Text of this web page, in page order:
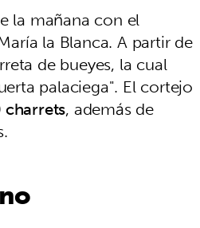
la mañana con el
la Blanca. A partir de
de bueyes, la cual
palaciega". El cortejo
charrets, además de